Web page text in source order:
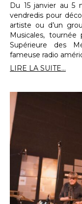
Du 15 janvier au 5
vendredis pour
artiste ou d’un
Musicales, tournée
Supérieure des
fameuse radio
LIRE LA SUITE...